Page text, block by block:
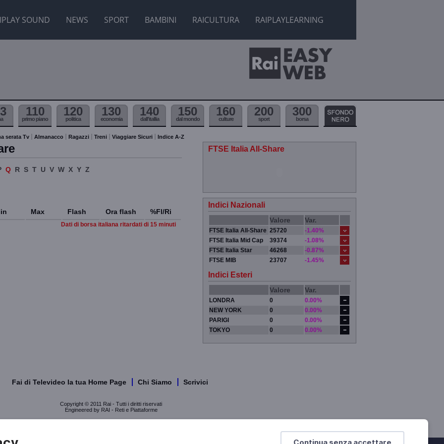
SOUND NEWS SPORT BAMBINI RAICULTURA RAIPLAYLEARNING
Continua senza accettare
110
primo piano
120
politica
130
economia
140
dall'itallia
150
dal mondo
160
culture
200
sport
300
borsa
serata Tv Almanacco Ragazzi Treni Viaggiare Sicuri Indice A-Z
Q R S T U V W X Y Z
Max Flash Ora flash %Fl/Ri
Dati di borsa italiana ritardati di 15 minuti
FTSE Italia All-Share
Indici Nazionali
Valore Var.
FTSE Italia All-Share 25720
-1.40%
FTSE Italia Mid Cap
39374
-1.08%
FTSE Italia Star
46268
-0.87%
FTSE MIB
23707 -1.45%
Indici Esteri
Valore Var.
LONDRA 0
0.00%
NEW YORK
0
0.00%
PARIGI
0
0.00%
TOKYO
0 0.00%
Fai di Televideo la tua Home Page Chi Siamo Scrivici
Copyright © 2011 Rai - Tutti i diritti riservati
Engineered by RAI - Reti e Piattaforme